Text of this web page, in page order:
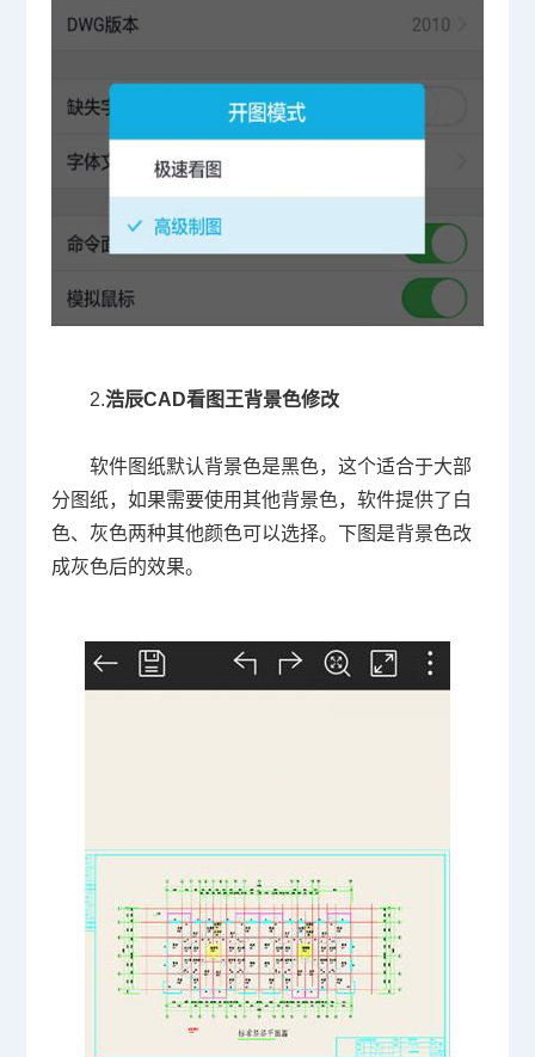
2.浩辰CAD看图王背景色修改
软件图纸默认背景色是黑色，这个适合于大部
分图纸，如果需要使用其他背景色，软件提供了白
色、灰色两种其他颜色可以选择。下图是背景色改
成灰色后的效果。